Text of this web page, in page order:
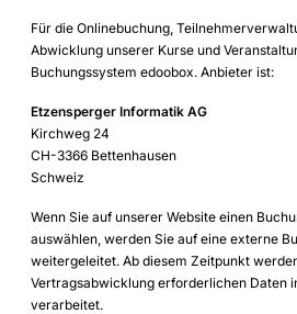
Für die Onlinebuchung,
Abwicklung unserer Kurse und
Buchungssystem edoobox. Anbieter ist:
Etzensperger Informatik AG
Kirchweg 24
CH-3366 Bettenhausen
Schweiz
Wenn Sie auf unserer Website einen
auswählen, werden Sie auf eine externe
weitergeleitet. Ab diesem Zeitpunkt
Vertragsabwicklung erforderlichen Daten
verarbeitet.